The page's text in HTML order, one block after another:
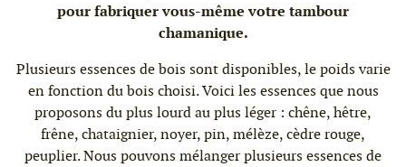
pour fabriquer vous-même votre tambour
chamanique.
Plusieurs essences de bois sont disponibles, le poids varie
en fonction du bois choisi. Voici les essences que nous
proposons du plus lourd au plus léger : chêne, hêtre,
frêne, chataignier, noyer, pin, mélèze, cèdre rouge,
peuplier. Nous pouvons mélanger plusieurs essences de